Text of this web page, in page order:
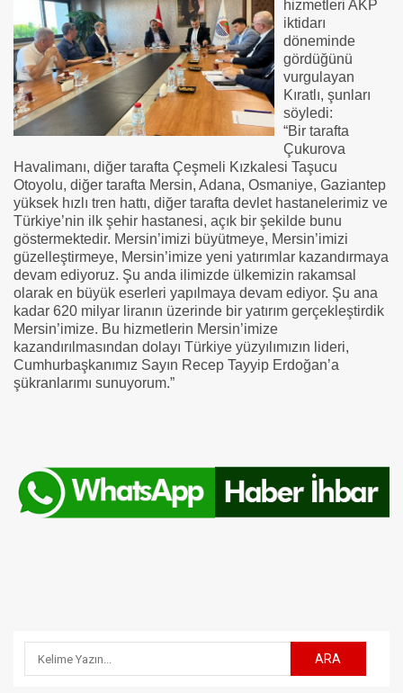
hizmetleri AKP
iktidarı
döneminde
gördüğünü
vurgulayan
Kıratlı, şunları
söyledi:
“Bir tarafta
Çukurova
Havalimanı, diğer tarafta Çeşmeli Kızkalesi Taşucu
Otoyolu, diğer tarafta Mersin, Adana, Osmaniye, Gaziantep
yüksek hızlı tren hattı, diğer tarafta devlet hastanelerimiz ve
Türkiye’nin ilk şehir hastanesi, açık bir şekilde bunu
göstermektedir. Mersin’imizi büyütmeye, Mersin’imizi
güzelleştirmeye, Mersin’imize yeni yatırımlar kazandırmaya
devam ediyoruz. Şu anda ilimizde ülkemizin rakamsal
olarak en büyük eserleri yapılmaya devam ediyor. Şu ana
kadar 620 milyar liranın üzerinde bir yatırım gerçekleştirdik
Mersin’imize. Bu hizmetlerin Mersin’imize
kazandırılmasından dolayı Türkiye yüzyılımızın lideri,
Cumhurbaşkanımız Sayın Recep Tayyip Erdoğan’a
şükranlarımı sunuyorum.”